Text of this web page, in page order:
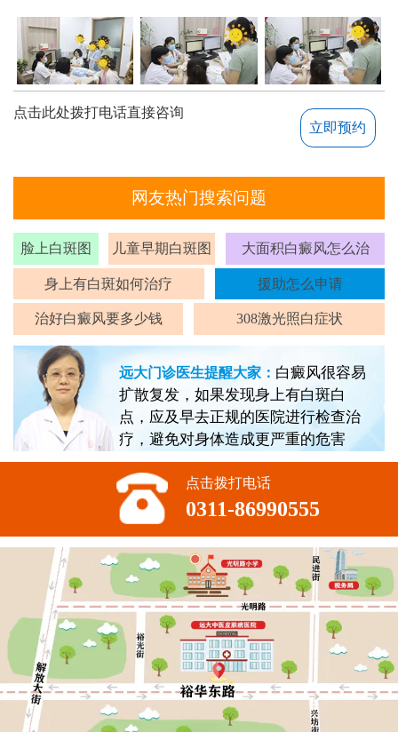
点击此处拨打电话直接咨询
立即预约
网友热门搜索问题
脸上白斑图 儿童早期白斑图 大面积白癜风怎么治
身上有白斑如何治疗 援助怎么申请
治好白癜风要多少钱 308激光照白症状
远大门诊医生提醒大家： 白癜风很容易
扩散复发，如果发现身上有白斑白
点，应及早去正规的医院进行检查治
疗，避免对身体造成更严重的危害
点击拨打电话
0311-86990555
不方便沟通的话，可以留下您的联系方式，稍后联系您